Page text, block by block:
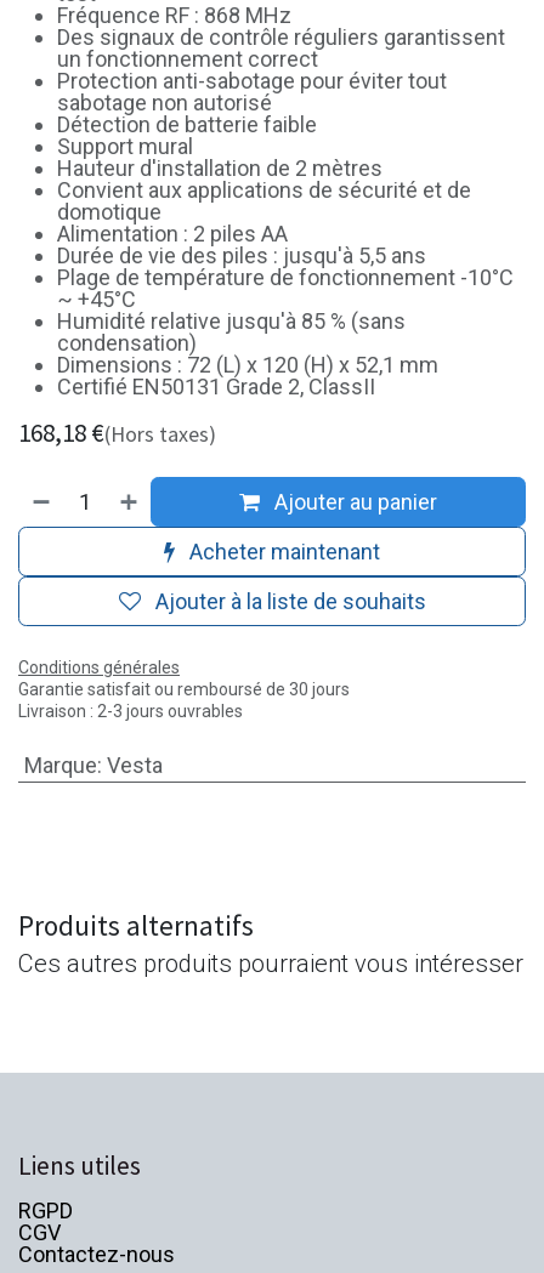
Fréquence RF : 868 MHz
Des signaux de contrôle réguliers garantissent
un fonctionnement correct
Protection anti-sabotage pour éviter tout
sabotage non autorisé
Détection de batterie faible
Support mural
Hauteur d'installation de 2 mètres
Convient aux applications de sécurité et de
domotique
Alimentation : 2 piles AA
Durée de vie des piles : jusqu'à 5,5 ans
Plage de température de fonctionnement -10°C
~ +45°C
Humidité relative jusqu'à 85 % (sans
condensation)
Dimensions : 72 (L) x 120 (H) x 52,1 mm
Certifié EN50131 Grade 2, ClassII
168,18€(Hors taxes)
Ajouter au panier
Acheter maintenant
Ajouter à la liste de souhaits
Conditions générales
Garantie satisfait ou remboursé de 30 jours
Livraison : 2-3 jours ouvrables
Marque: Vesta
Produits alternatifs
Ces autres produits pourraient vous intéresser
Liens utiles
RGPD
CGV
Contactez-nous